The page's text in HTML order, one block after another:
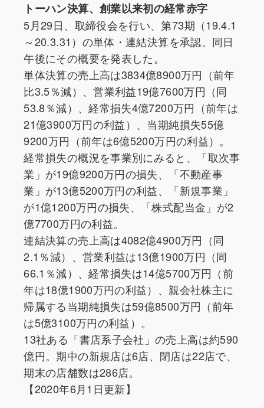
トーハン決算、創業以来初の経常赤字
5月29日、取締役会を行い、第73期（19.4.1
～20.3.31）の単体・連結決算を承認。同日
午後にその概要を発表した。
単体決算の売上高は3834億8900万円（前年
比3.5％減）、営業利益19億7600万円（同
53.8％減）、経常損失4億7200万円（前年は
21億3900万円の利益）、当期純損失55億
9200万円（前年は6億5200万円の利益）。
経常損失の概況を事業別にみると、「取次事
業」が19億9200万円の損失、「不動産事
業」が13億5200万円の利益、「新規事業」
が1億1200万円の損失、「株式配当金」が2
億7700万円の利益。
連結決算の売上高は4082億4900万円（同
2.1％減）、営業利益は13億1900万円（同
66.1％減）、経常損失は14億5700万円（前
年は18億1900万円の利益）、親会社株主に
帰属する当期純損失は59億8500万円（前年
は5億3100万円の利益）。
13社ある「書店系子会社」の売上高は約590
億円。期中の新規店は6店、閉店は22店で、
期末の店舗数は286店。
【2020年6月1日更新】